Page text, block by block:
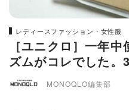
レディースファッション・女性服
［ユニクロ］一年
ズムがコレでした。
MONOQLO編集部